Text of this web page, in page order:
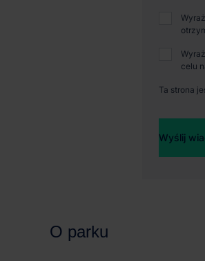
O parku
celu
Ta strona
Wyślij